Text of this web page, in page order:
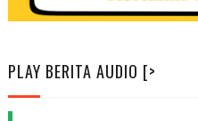
PLAY BERITA AUDIO [>